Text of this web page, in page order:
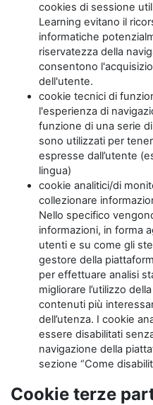
cookies di sessione
Learning evitano il
informatiche
riservatezza della
consentono
dell'utente.
cookie tecnici di
l'esperienza di
funzione di una serie
sono utilizzati per
espresse dall’utente
lingua)
cookie analitici/di
collezionare
Nello specifico
informazioni, in forma
utenti e su come gli
gestore della
per effettuare analisi
migliorare l’utilizzo
contenuti più
dell’utenza. I cookie
essere disabilitati
navigazione della
sezione “Come
Cookie terze